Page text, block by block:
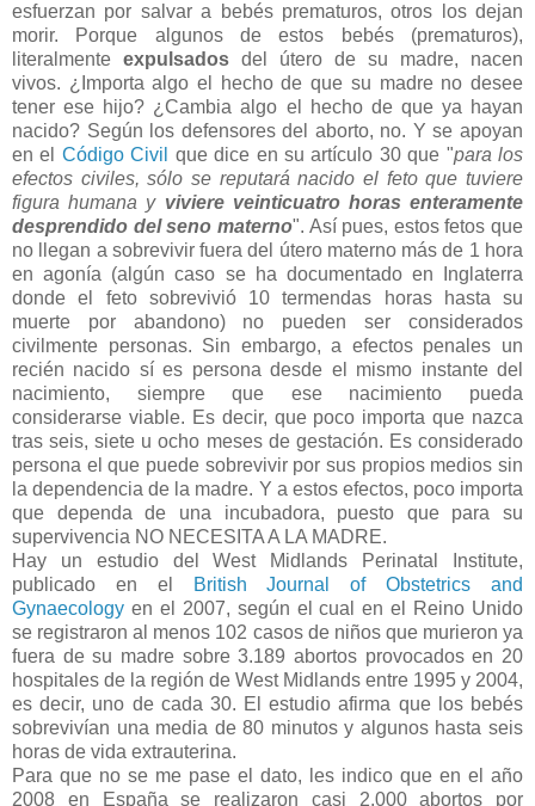
esfuerzan por salvar a bebés prematuros, otros los dejan
morir. Porque algunos de estos bebés (prematuros),
literalmente expulsados del útero de su madre, nacen
vivos. ¿Importa algo el hecho de que su madre no desee
tener ese hijo? ¿Cambia algo el hecho de que ya hayan
nacido? Según los defensores del aborto, no. Y se apoyan
en el Código Civil que dice en su artículo 30 que "para los
efectos civiles, sólo se reputará nacido el feto que tuviere
figura humana y viviere veinticuatro horas enteramente
desprendido del seno materno". Así pues, estos fetos que
no llegan a sobrevivir fuera del útero materno más de 1 hora
en agonía (algún caso se ha documentado en Inglaterra
donde el feto sobrevivió 10 termendas horas hasta su
muerte por abandono) no pueden ser considerados
civilmente personas. Sin embargo, a efectos penales un
recién nacido sí es persona desde el mismo instante del
nacimiento, siempre que ese nacimiento pueda
considerarse viable. Es decir, que poco importa que nazca
tras seis, siete u ocho meses de gestación. Es considerado
persona el que puede sobrevivir por sus propios medios sin
la dependencia de la madre. Y a estos efectos, poco importa
que dependa de una incubadora, puesto que para su
supervivencia NO NECESITA A LA MADRE.
Hay un estudio del West Midlands Perinatal Institute,
publicado en el
British Journal of Obstetrics and
Gynaecology en el 2007, según el cual en el Reino Unido
se registraron al menos 102 casos de niños que murieron ya
fuera de su madre sobre 3.189 abortos provocados en 20
hospitales de la región de West Midlands entre 1995 y 2004,
es decir, uno de cada 30. El estudio afirma que los bebés
sobrevivían una media de 80 minutos y algunos hasta seis
horas de vida extrauterina.
Para que no se me pase el dato, les indico que en el año
2008 en España se realizaron casi 2.000 abortos por